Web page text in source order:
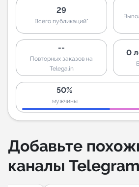
29
Всего публикаций*
--
Повторных заказов на
Telega.in
0
50%
мужчины
Добавьте
каналы